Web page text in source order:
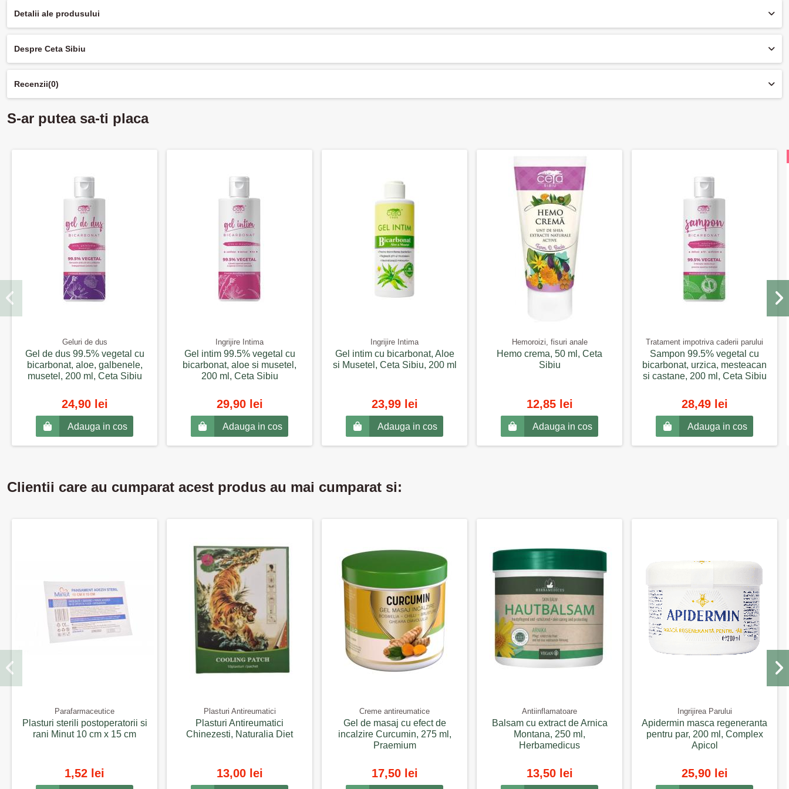
Detalii ale produsului
Despre Ceta Sibiu
Recenzii(0)
S-ar putea sa-ti placa
Geluri de dus
Gel de dus 99.5% vegetal cu
bicarbonat, aloe, galbenele,
musetel, 200 ml, Ceta Sibiu
24,90 lei
Adauga in cos
Ingrijire Intima
Gel intim 99.5% vegetal cu
bicarbonat, aloe si musetel,
200 ml, Ceta Sibiu
29,90 lei
Adauga in cos
Ingrijire Intima
Gel intim cu bicarbonat, Aloe
si Musetel, Ceta Sibiu, 200 ml
23,99 lei
Adauga in cos
Hemoroizi, fisuri anale
Hemo crema, 50 ml, Ceta
Sibiu
12,85 lei
Adauga in cos
Tratament impotriva caderii parului
Sampon 99.5% vegetal cu
bicarbonat, urzica, mesteacan
si castane, 200 ml, Ceta Sibiu
28,49 lei
Adauga in cos
Clientii care au cumparat acest produs au mai cumparat si:
Parafarmaceutice
Plasturi sterili postoperatorii si
rani Minut 10 cm x 15 cm
1,52 lei
Plasturi Antireumatici
Plasturi Antireumatici
Chinezesti, Naturalia Diet
13,00 lei
Creme antireumatice
Gel de masaj cu efect de
incalzire Curcumin, 275 ml,
Praemium
17,50 lei
Antiinflamatoare
Balsam cu extract de Arnica
Montana, 250 ml,
Herbamedicus
13,50 lei
Ingrijirea Parului
Apidermin masca regeneranta
pentru par, 200 ml, Complex
Apicol
25,90 lei